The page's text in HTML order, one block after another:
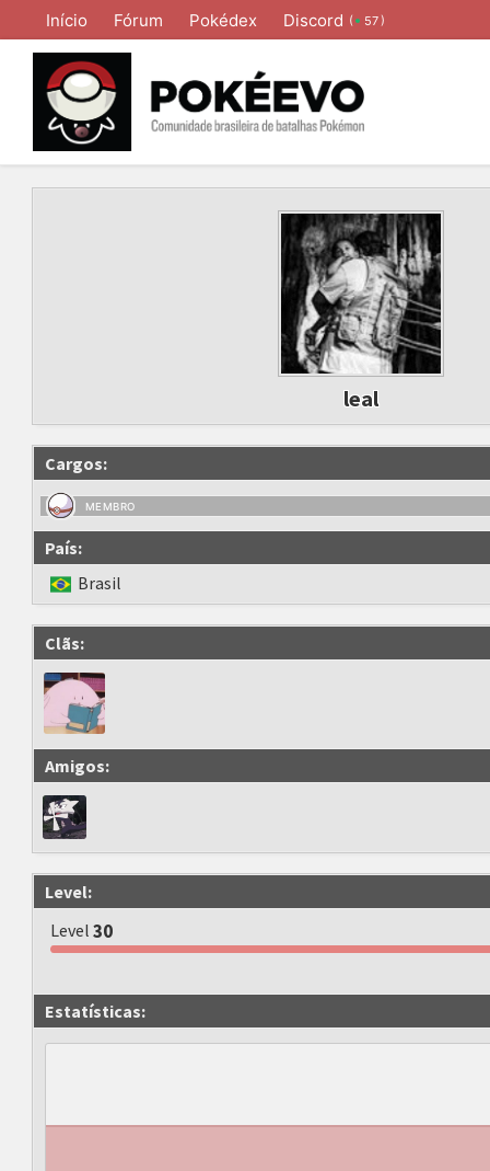
Início Fórum Pokédex Discord ( 57)
leal
Cargos:
MEMBRO
País:
Brasil
Clãs:
Amigos:
Level:
Level 30
Estatísticas: